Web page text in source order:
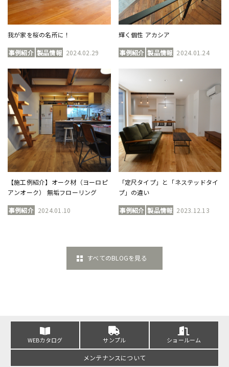
我が家を桜の名所に！
事例紹介 製品情報 2024.02.29
輝く個性 アカシア
事例紹介 製品情報 2024.01.24
【施工例紹介】オーク材（ヨーロピ
アンオーク） 無垢フローリング
事例紹介 2024.01.10
「定尺タイプ」と「ネステッドタイ
プ」の違い
事例紹介 製品情報 2023.12.13
すべてのBLOGを見る
WEBカタログ サンプル ショールーム
メンテナンスについて